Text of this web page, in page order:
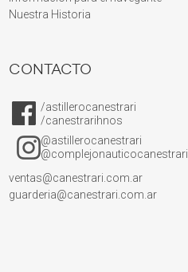
Nuestra Historia
CONTACTO
/astillerocanestrari
/canestrarihnos
@astillerocanestrari
@complejonauticocanestrari
ventas@canestrari.com.ar
guarderia@canestrari.com.ar